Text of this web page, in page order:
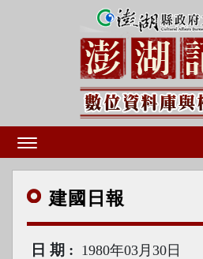
建國 日報
日期 1980年03月30日